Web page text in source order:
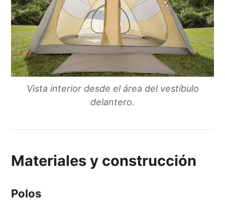
Vista interior desde el área del vestíbulo
delantero.
Materiales y construcción
Polos